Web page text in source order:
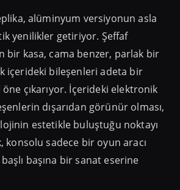
alüminyum versiyonun asla
yenilikler getiriyor. Şeffaf
bir kasa, cama benzer, parlak bir
içerideki bileşenleri adeta bir
çıkarıyor. İçerideki elektronik
dışarıdan görünür olması,
estetikle buluştuğu noktayı
sadece bir oyun aracı
başına bir sanat eserine